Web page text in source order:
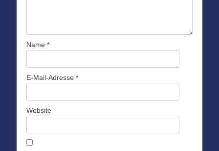
Name *
E-Mail-Adresse *
Website